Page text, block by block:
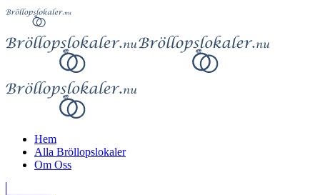
Hem
Alla Bröllopslokaler
Om Oss